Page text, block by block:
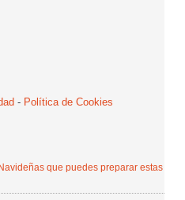
- Política de Cookies
que puedes preparar estas